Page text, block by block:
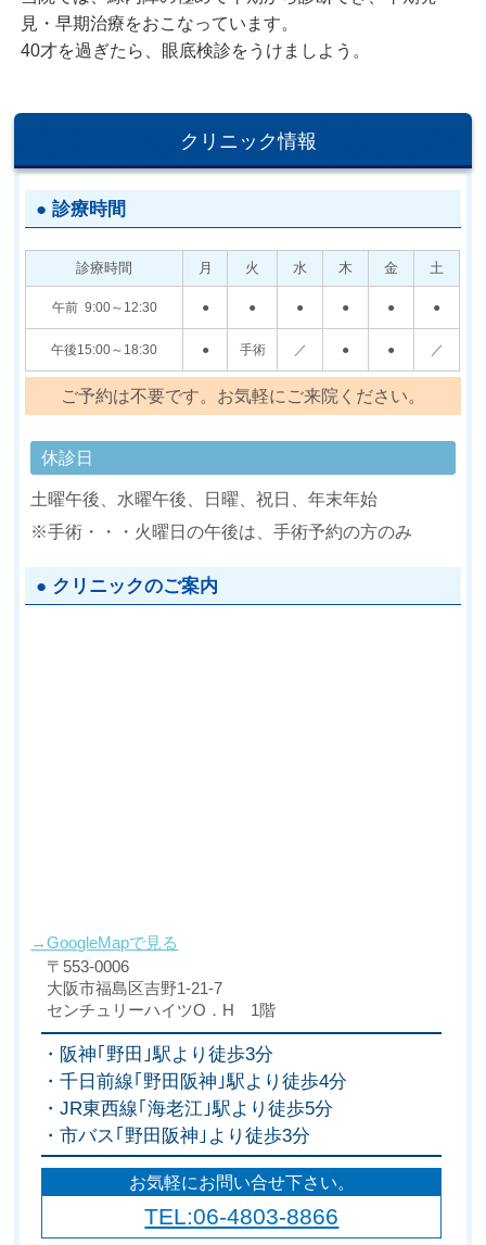
見・早期治療をおこなっています。
40才を過ぎたら、眼底検診をうけましよう。
クリニック情報
● 診療時間
診療時間 月 火 水 木 金 土
午前 9:00～12:30 ● ● ● ● ● ●
午後15:00～18:30 ● 手術 ／ ● ● ／
ご予約は不要です。お気軽にご来院ください。
休診日
土曜午後、水曜午後、日曜、祝日、年末年始
※手術・・・火曜日の午後は、手術予約の方のみ
● クリニックのご案内
→GoogleMapで見る
〒553-0006
大阪市福島区吉野1-21-7
センチュリーハイツO．H 1階
・阪神｢野田｣駅より徒歩3分
・千日前線｢野田阪神｣駅より徒歩4分
・JR東西線｢海老江｣駅より徒歩5分
・市バス｢野田阪神｣より徒歩3分
お気軽にお問い合せ下さい。
TEL:06-4803-8866